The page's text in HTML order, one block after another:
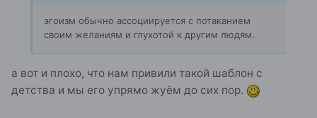
эгоизм обычно ассоциируется с потаканием
своим желаниям и глухотой к другим людям.
а вот и плохо, что нам привили такой шаблон с
детства и мы его упрямо жуём до сих пор.